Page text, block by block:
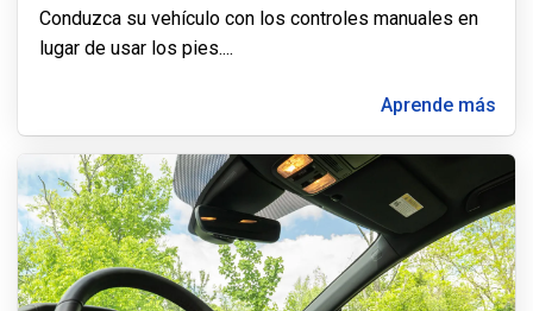
Conduzca su vehículo con los controles manuales en
lugar de usar los pies....
Aprende más